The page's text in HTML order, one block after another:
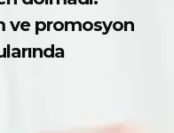
ve promosyon